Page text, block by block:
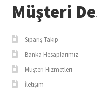
Müşteri
Sipariş Takip
Banka Hesaplarımız
Müşteri Hizmetleri
İletişim